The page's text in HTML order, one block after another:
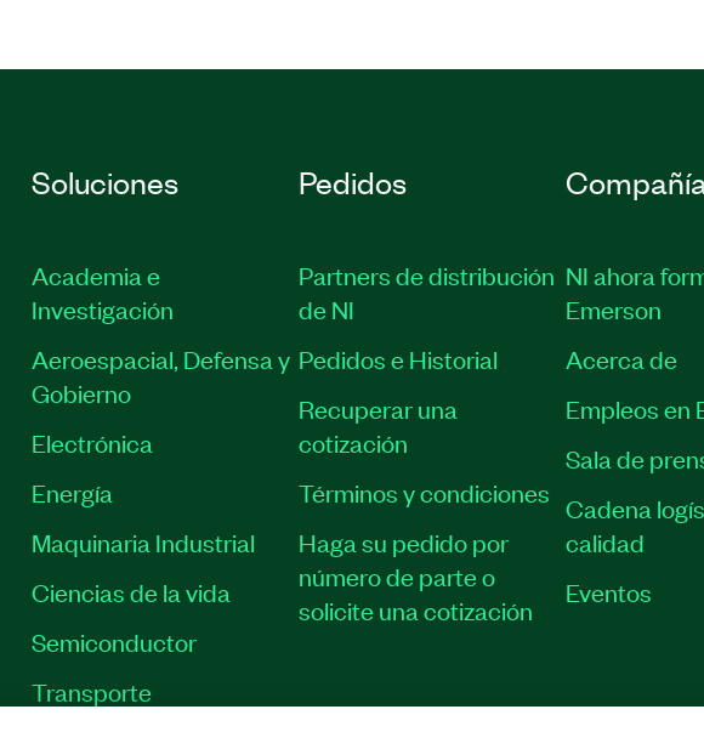
Soluciones
Academia e
Investigación
Aeroespacial, Defensa y
Gobierno
Electrónica
Energía
Maquinaria Industrial
Ciencias de la vida
Semiconductor
Transporte
Pedidos
Partners de distribución
de NI
Pedidos e Historial
Recuperar una
cotización
Términos y condiciones
Haga su pedido por
número de parte o
solicite una cotización
Compañía
NI ahora
Emerson
Acerca de
Empleos en
Sala de
Cadena
calidad
Eventos